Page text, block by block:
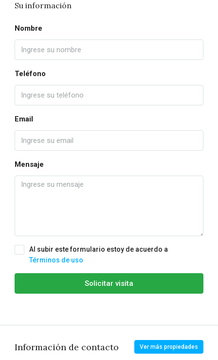
Su información
Nombre
Teléfono
Email
Mensaje
Al subir este formulario estoy de acuerdo a
Términos de uso
Solicitar visita
Información de contacto Ver más propiedades